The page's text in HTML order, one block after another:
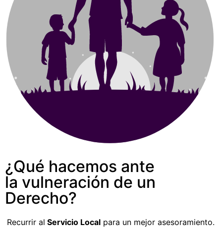
¿Qué hacemos ante
la vulneración de un
Derecho?
Recurrir al Servicio Local para un mejor asesoramiento.